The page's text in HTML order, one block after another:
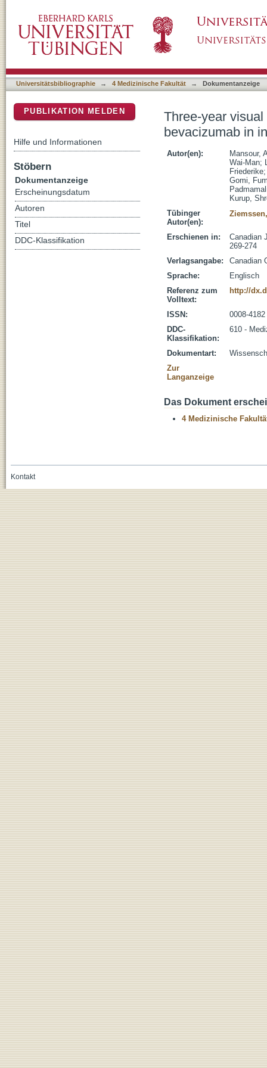
ocular neovascularization
Universitätsbibliographie → 4 Medizinische Fakultät → Dokumentanzeige
Three-year
bevacizumab in
Autor(en):
Mansour,
Wai-Man;
Friederike
Gomi,
Kurup,
Tübinger
Autor(en):
Erschienen in:
Canadian
269-274
Verlagsangabe:
Canadian
Sprache:
Englisch
Referenz zum
Volltext:
http://
ISSN:
0008-4182
DDC-
Klassifikation:
610 -
Dokumentart:
Zur
Langanzeige
Das Dokument
4 Medizinische
PUBLIKATION MELDEN
Hilfe und Informationen
Stöbern
Dokumentanzeige
Erscheinungsdatum
Autoren
Titel
DDC-Klassifikation
Kontakt